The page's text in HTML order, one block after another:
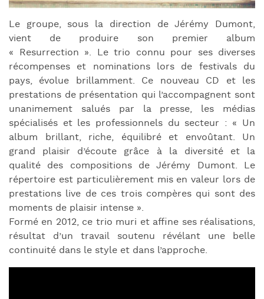
Le groupe, sous la direction de Jérémy Dumont,
vient de produire son premier album
« Resurrection ». Le trio connu pour ses diverses
récompenses et nominations lors de festivals du
pays, évolue brillamment. Ce nouveau CD et les
prestations de présentation qui l’accompagnent sont
unanimement salués par la presse, les médias
spécialisés et les professionnels du secteur : « Un
album brillant, riche, équilibré et envoûtant. Un
grand plaisir d’écoute grâce à la diversité et la
qualité des compositions de Jérémy Dumont. Le
répertoire est particulièrement mis en valeur lors de
prestations live de ces trois compères qui sont des
moments de plaisir intense ».
Formé en 2012, ce trio muri et affine ses réalisations,
résultat d’un travail soutenu révélant une belle
continuité dans le style et dans l’approche.